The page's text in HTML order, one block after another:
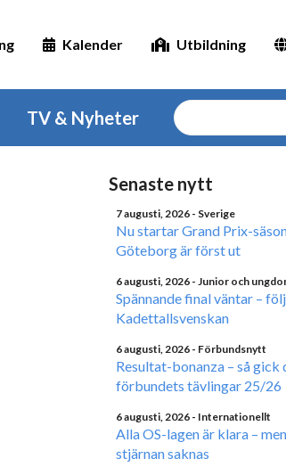
Kalender Utbildning
TV & Nyheter
Senaste nytt
7 augusti, 2026 - Sverige
Nu startar Grand Prix-
Göteborg är först ut
6 augusti, 2026 - Junior och
Spännande final väntar – följ
Kadettallsvenskan
6 augusti, 2026 - Förbundsnytt
Resultat-bonanza – så gick
förbundets tävlingar 25/26
6 augusti, 2026 - Internationellt
Alla OS-lagen är klara –
stjärnan saknas